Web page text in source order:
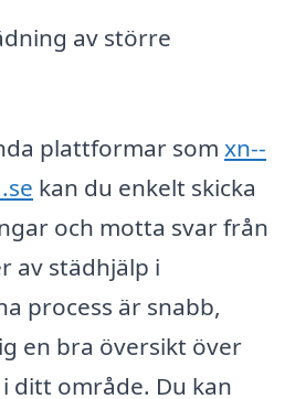
av större
plattformar som xn--
kan du enkelt skicka
och motta svar från
av städhjälp i
process är snabb,
en bra översikt över
ditt område. Du kan